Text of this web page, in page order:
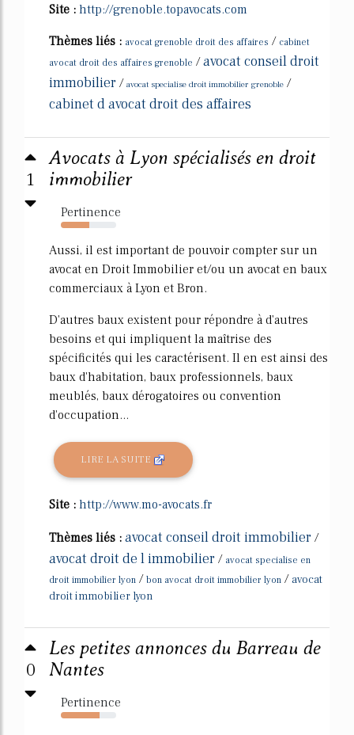
Site : http://grenoble.topavocats.com
Thèmes liés : avocat grenoble droit des affaires / cabinet
avocat droit des affaires grenoble /avocat conseil droit
immobilier / avocat specialise droit immobilier grenoble /
cabinet d avocat droit des affaires
1
Avocats à Lyon spécialisés en droit
immobilier
Pertinence
51%
Aussi, il est important de pouvoir compter sur un
avocat en Droit Immobilier et/ou un avocat en baux
commerciaux à Lyon et Bron.
D'autres baux existent pour répondre à d'autres
besoins et qui impliquent la maîtrise des
spécificités qui les caractérisent. Il en est ainsi des
baux d'habitation, baux professionnels, baux
meublés, baux dérogatoires ou convention
d'occupation...
LIRE LA SUITE
Site : http://www.mo-avocats.fr
Thèmes liés : avocat conseil droit immobilier /
avocat droit de l immobilier / avocat specialise en
droit immobilier lyon / bon avocat droit immobilier lyon / avocat
droit immobilier lyon
0
Les petites annonces du Barreau de
Nantes
Pertinence
70%